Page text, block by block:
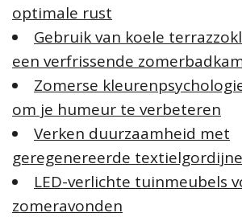
optimale rust
Gebruik van koele
een verfrissende
Zomerse
om je humeur te verbeteren
Verken duurzaamheid met
geregenereerde
LED-verlichte tuinmeubels
zomeravonden